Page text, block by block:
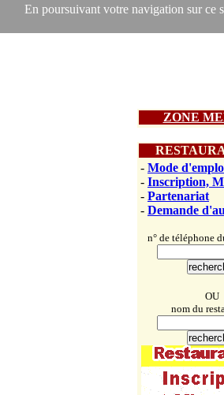
En poursuivant votre navigation sur ce
ZONE
- Mode
- Inscription,
- Partenariat
- Demande
n° de téléphone
OU
nom du